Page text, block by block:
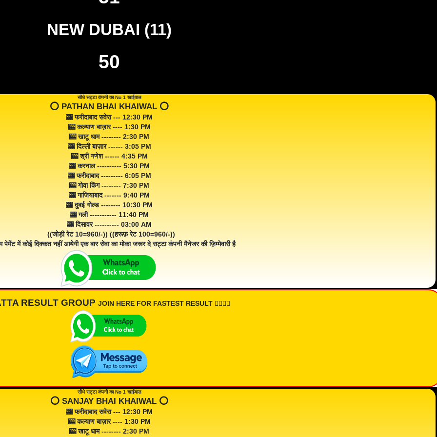
NEW DUBAI (11)
50
सीधे सट्टा कंपनी का No 1 खाईवाल
⭕️ PATHAN BHAI KHAIWAL ⭕️
🎰 फरीदाबाद सवेरा --- 12:30 PM
🎰 कल्याण बाज़ार ---- 1:30 PM
🎰 खाटू धाम -------- 2:30 PM
🎰 दिल्ली बाज़ार ------ 3:05 PM
🎰 श्री गणेश ------ 4:35 PM
🎰 करनाल ---------- 5:30 PM
🎰 फरीदाबाद --------- 6:05 PM
🎰 गोवा किंग -------- 7:30 PM
🎰 गाजियाबाद ------- 9:40 PM
🎰 दुबई गोल्ड -------- 10:30 PM
🎰 गली ----------- 11:40 PM
🎰 दिसावर ---------- 03:00 AM
((जोड़ी रेट 10=960/-)) ((हरूफ़ रेट 100=960/-))
पेमेंट में कोई दिक्कत नहीं आयेगी एक बार सेवा का मोका जरूर दे सट्टा कंपनी मैनेजर की ज़िम्मेवारी है
RESULT GROUP JOIN HERE FOR FASTEST RESULT 👇🏾👇🏾
सीधे सट्टा कंपनी का No 1 खाईवाल
⭕️ SANJAY BHAI KHAIWAL ⭕️
🎰 फरीदाबाद सवेरा --- 12:30 PM
🎰 कल्याण बाज़ार ---- 1:30 PM
🎰 खाटू धाम -------- 2:30 PM